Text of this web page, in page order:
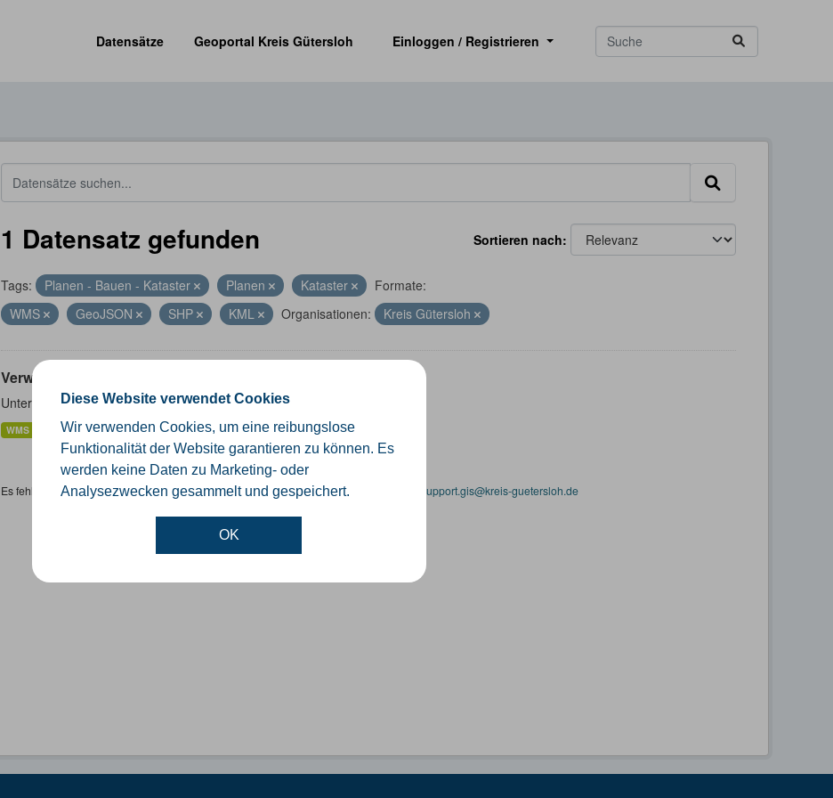
Diese Website verwendet Cookies
Wir verwenden Cookies, um eine reibungslose
Funktionalität der Website garantieren zu können. Es
werden keine Daten zu Marketing- oder
Analysezwecken gesammelt und gespeichert.
OK
Datensätze
Geoportal Kreis Gütersloh Einloggen / Registrieren
Sortieren nach
1 Datensatz gefunden
Tags: Planen - Bauen - Kataster Planen Kataster
Formate:
WMS
GeoJSON SHP KML Organisationen: Kreis Gütersloh
Verwaltungsgrenzen
Unterschiedliche Ebenen der Verwaltungsgrenzen im Kreis Gütersloh
WMS SHP GeoJSON KML
Es fehlen spezifische Datensätze? Wenden Sie sich bitte an einen Administrator unter: support.gis@kreis-guetersloh.de